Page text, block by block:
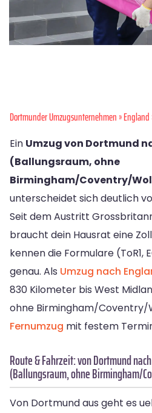
Dortmunder Umzugsunternehmen»England
Ein Umzug von Dortmund
(Ballungsraum, ohne
Birmingham/Coventry/
unterscheidet sich deutlich
Seit dem Austritt
braucht dein Hausrat eine
kennen die Formulare (ToR1,
genau. Als Umzug nach
830 Kilometer bis West
ohne Birmingham/
Fernumzug mit festem
Route & Fahrzeit: von Dortmund
(Ballungsraum, ohne Birmingham/
Von Dortmund aus geht es